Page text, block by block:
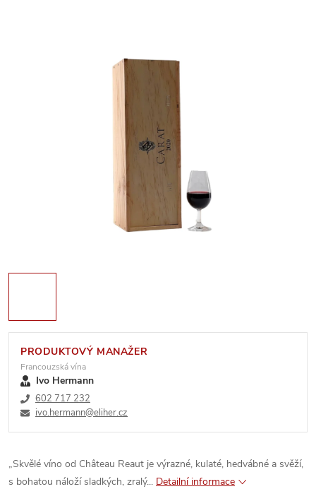
PRODUKTOVÝ MANAŽER
Francouzská vína
Ivo Hermann
602 717 232
ivo.hermann@eliher.cz
„Skvělé víno od Château Reaut je výrazné, kulaté, hedvábné a svěží,
s bohatou náloží sladkých, zralý... Detailní informace